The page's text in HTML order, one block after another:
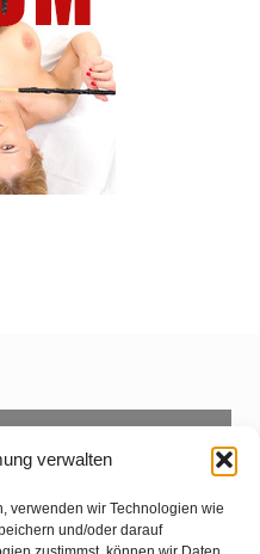
verwalten
verwenden wir Technologien wie
und/oder darauf